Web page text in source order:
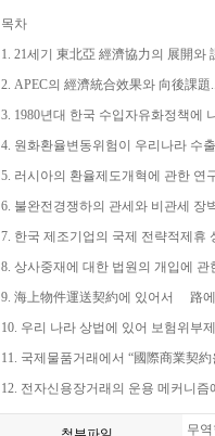
목차
1. 21세기 東北亞 經濟協力의 展開와
2. APEC의 經濟統合效果와 向後課題
3. 1980년대 한국 수입자유화정책에
4. 원화환율변동위험이 우리나라 수
5. 러시아의 환율제도개혁에 관한 연
6. 불완전경쟁하의 관세와 비관세 장
7. 한국 제조기업의 국제 전략적제휴
8. 상사중재에 대한 법원의 개입에 관
9. 海上物件運送契約에 있어서 離路
10. 우리 나라 상법에 있어 보험위부
11. 국제물품거래에서 “國際商業契
12. 전자신용장거래의 운용 메커니즘
무